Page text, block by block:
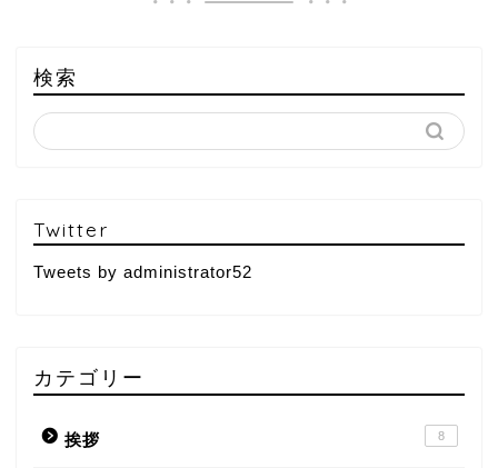
検索
Twitter
Tweets by administrator52
カテゴリー
挨拶 8